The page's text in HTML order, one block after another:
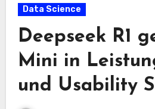
Data Science
Deepseek R1
Mini in
und Usability